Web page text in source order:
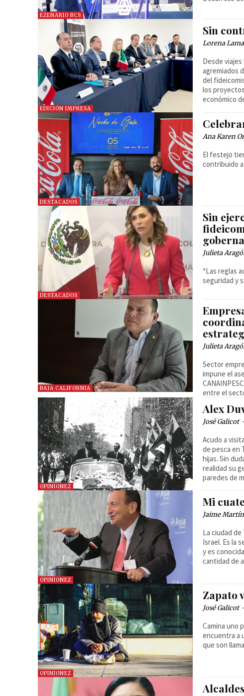
EZENARIO BCS
EDICIÓN IMPRESA
Sin
Lorena
Desde
agremiados
del
los
económico
DESTACADOS
Ana Karen
El festejo
contribuido
DESTACADOS
Sin
Julieta
*Las reglas
seguridad y
BAJA CALIFORNIA
Julieta
Sector
impune el
entre el
OPINIONEZ
Alex
José Galicot
Acudo a
de pesca en
hijas. Sin
realidad su
paredes de
OPINIONEZ
Mi
Jaime
La ciudad
Israel. Es la
y es
cantidad de
OPINIONEZ
Zapato
José Galicot
Camina uno
encuentra a
que son